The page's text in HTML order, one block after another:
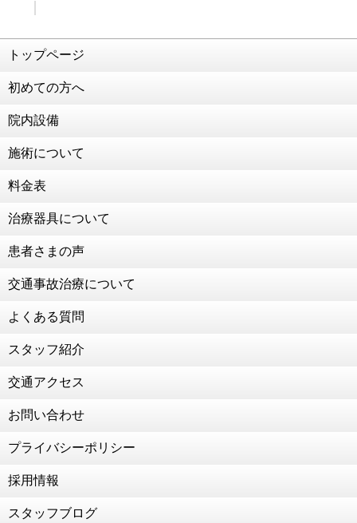
2021年2月26日
交通事故治療 強化中！！！
こう見えて食べることが好きなんです笑
124年ぶりの節分
成人のお祝いをいただきました！
お子様連れの患者様も大歓迎！
２０２０年 ありがとうございました
年末年始のお知らせ
RUCOE RUN
トップページ
初めての方へ
院内設備
施術について
料金表
治療器具について
患者さまの声
交通事故治療について
よくある質問
スタッフ紹介
交通アクセス
お問い合わせ
プライバシーポリシー
採用情報
スタッフブログ